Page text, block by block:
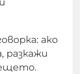
ако
разкажи